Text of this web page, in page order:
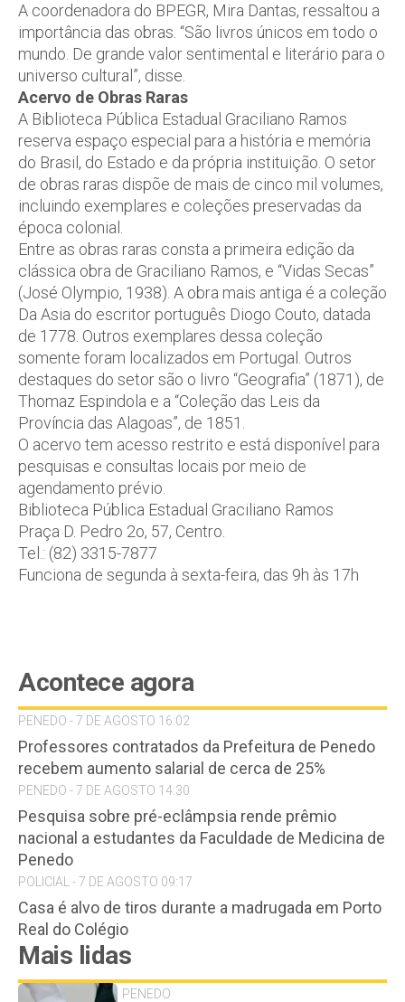
A coordenadora do BPEGR, Mira Dantas, ressaltou a
importância das obras. “São livros únicos em todo o
mundo. De grande valor sentimental e literário para o
universo cultural”, disse.
Acervo de Obras Raras
A Biblioteca Pública Estadual Graciliano Ramos
reserva espaço especial para a história e memória
do Brasil, do Estado e da própria instituição. O setor
de obras raras dispõe de mais de cinco mil volumes,
incluindo exemplares e coleções preservadas da
época colonial.
Entre as obras raras consta a primeira edição da
clássica obra de Graciliano Ramos, e “Vidas Secas”
(José Olympio, 1938). A obra mais antiga é a coleção
Da Asia do escritor português Diogo Couto, datada
de 1778. Outros exemplares dessa coleção
somente foram localizados em Portugal. Outros
destaques do setor são o livro “Geografia” (1871), de
Thomaz Espindola e a “Coleção das Leis da
Província das Alagoas”, de 1851.
O acervo tem acesso restrito e está disponível para
pesquisas e consultas locais por meio de
agendamento prévio.
Biblioteca Pública Estadual Graciliano Ramos
Praça D. Pedro 2o, 57, Centro.
Tel.: (82) 3315-7877
Funciona de segunda à sexta-feira, das 9h às 17h
Acontece agora
PENEDO - 7 DE AGOSTO 16:02
Professores contratados da Prefeitura de Penedo
recebem aumento salarial de cerca de 25%
PENEDO - 7 DE AGOSTO 14:30
Pesquisa sobre pré-eclâmpsia rende prêmio
nacional a estudantes da Faculdade de Medicina de
Penedo
POLICIAL - 7 DE AGOSTO 09:17
Casa é alvo de tiros durante a madrugada em Porto
Real do Colégio
Mais lidas
PENEDO